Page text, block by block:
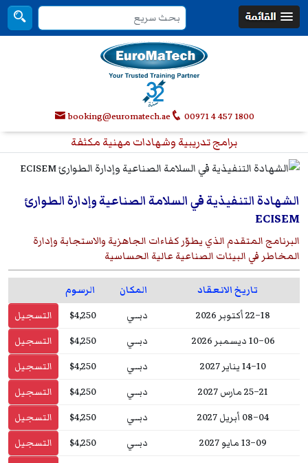
00971 4 457 1800
booking@euromatech.ae
برامج تدريبية وشهادات مهنية مكثفة
الشهادة التنفيذية في السلامة الصناعية وإدارة الطوارئ
ECISEM
البرنامج المتقدم الذي يطوّر كفاءات الجاهزية والاستجابة وإدارة
المخاطر في البيئات الصناعية عالية الحساسية
تاريخ الانعقاد المكان
الرسوم
18–22 أكتوبر 2026
دبــي $4,250
التسجيل
06–10 ديسمبر 2026
دبــي $4,250
التسجيل
10–14 يناير 2027
دبــي $4,250
التسجيل
21–25 مارس 2027
دبــي $4,250
التسجيل
04–08 أبريل 2027
دبــي $4,250
التسجيل
09–13 مايو 2027
دبــي $4,250
التسجيل